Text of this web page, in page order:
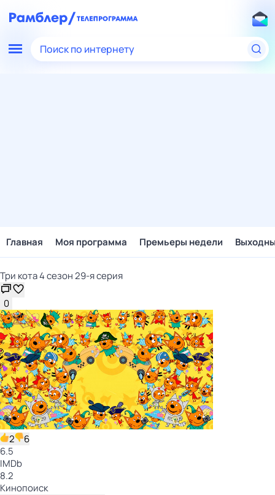
Поиск по интернету
Главная Моя программа Премьеры недели
Три кота 4 сезон 29-я серия
0
2
6
6.5
IMDb
8.2
Кинопоиск